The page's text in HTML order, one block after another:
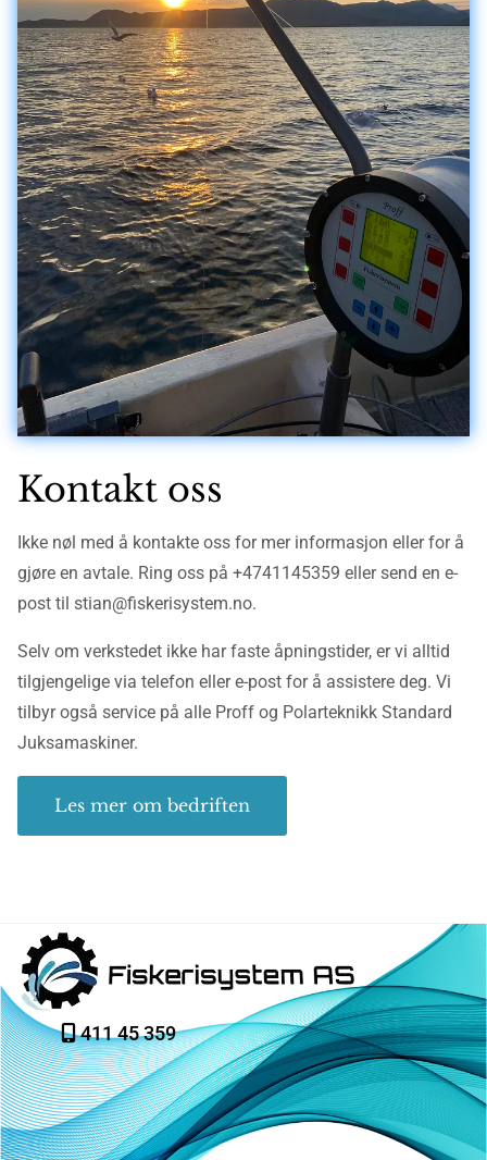
Kontakt oss
Ikke nøl med å kontakte oss for mer informasjon eller for å
gjøre en avtale. Ring oss på +4741145359 eller send en e-
post til stian@fiskerisystem.no.
Selv om verkstedet ikke har faste åpningstider, er vi alltid
tilgjengelige via telefon eller e-post for å assistere deg. Vi
tilbyr også service på alle Proff og Polarteknikk Standard
Juksamaskiner.
Les mer om bedriften
411 45 359